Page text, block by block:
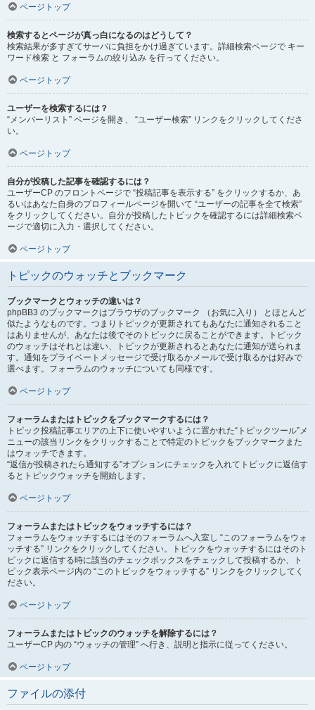
ページトップ
検索するとページが真っ白になるのはどうして？
検索結果が多すぎてサーバに負担をかけ過ぎています。詳細検索ページで キー
ワード検索 と フォーラムの絞り込み を行ってください。
ページトップ
ユーザーを検索するには？
“メンバーリスト” ページを開き、 “ユーザー検索” リンクをクリックしてくださ
い。
ページトップ
自分が投稿した記事を確認するには？
ユーザーCP のフロントページで “投稿記事を表示する” をクリックするか、あ
るいはあなた自身のプロフィールページを開いて “ユーザーの記事を全て検索”
をクリックしてください。自分が投稿したトピックを確認するには詳細検索ペ
ージで適切に入力・選択してください。
ページトップ
トピックのウォッチとブックマーク
ブックマークとウォッチの違いは？
phpBB3 のブックマークはブラウザのブックマーク （お気に入り） とほとんど
似たようなものです。つまりトピックが更新されてもあなたに通知されること
はありませんが、あなたは後でそのトピックに戻ることができます。トピック
のウォッチはそれとは違い、トピックが更新されるとあなたに通知が送られま
す。通知をプライベートメッセージで受け取るかメールで受け取るかは好みで
選べます。フォーラムのウォッチについても同様です。
ページトップ
フォーラムまたはトピックをブックマークするには？
トピック投稿記事エリアの上下に使いやすいように置かれた“トピックツール”メ
ニューの該当リンクをクリックすることで特定のトピックをブックマークまた
はウォッチできます。
“返信が投稿されたら通知する”オプションにチェックを入れてトピックに返信す
るとトピックウォッチを開始します。
ページトップ
フォーラムまたはトピックをウォッチするには？
フォーラムをウォッチするにはそのフォーラムへ入室し “このフォーラムをウォ
ッチする” リンクをクリックしてください。トピックをウォッチするにはそのト
ピックに返信する時に該当のチェックボックスをチェックして投稿するか、ト
ピック表示ページ内の “このトピックをウォッチする” リンクをクリックしてく
ださい。
ページトップ
フォーラムまたはトピックのウォッチを解除するには？
ユーザーCP 内の “ウォッチの管理” へ行き、説明と指示に従ってください。
ページトップ
ファイルの添付